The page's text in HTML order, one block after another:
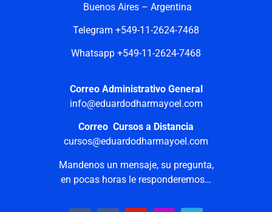
Buenos Aires – Argentina
Telegram +549-11-2624-7468
Whatsapp +549-11-2624-7468
Correo Administrativo General
info@eduardodharmayoel.com
Correo Cursos a Distancia
cursos@eduardodharmayoel.com
Mandenos un mensaje, su pregunta,
en pocas horas le responderemos…